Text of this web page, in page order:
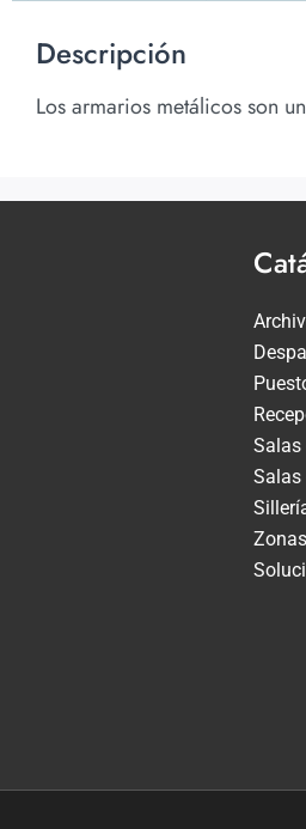
Descripción
Los armarios metálicos son
Salas
Salas